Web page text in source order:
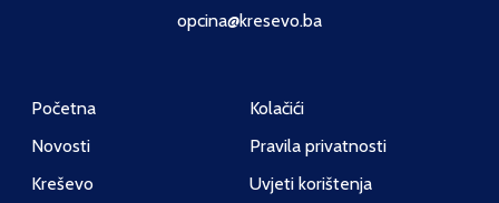
opcina@kresevo.ba
Početna
Novosti
Kreševo
Kolačići
Pravila privatnosti
Uvjeti korištenja